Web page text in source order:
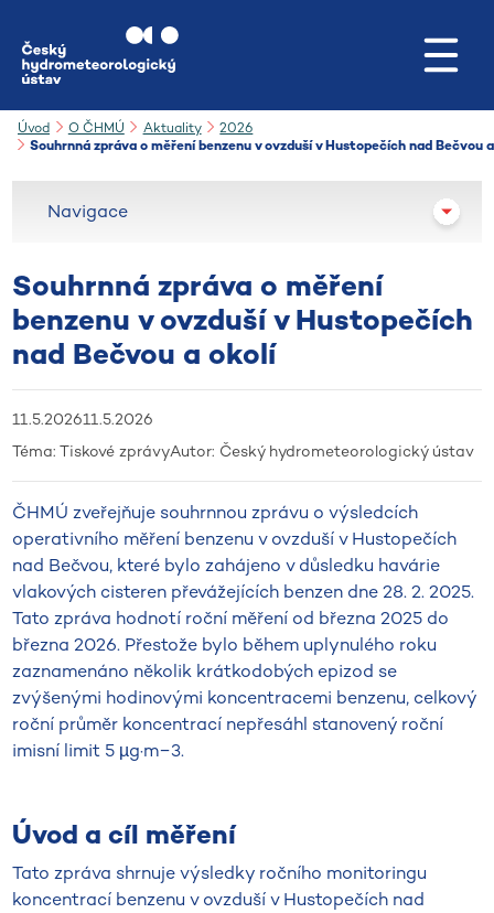
Úvod O ČHMÚ Aktuality
2026
Souhrnná zpráva o měření benzenu v ovzduší v Hustopečích nad Bečvou
Souhrnná zpráva o měření
benzenu v ovzduší v Hustopečích
nad Bečvou a okolí
11.5.202611.5.2026
Téma: Tiskové zprávyAutor: Český hydrometeorologický ústav
ČHMÚ zveřejňuje souhrnnou zprávu o výsledcích
operativního měření benzenu v ovzduší v Hustopečích
nad Bečvou, které bylo zahájeno v důsledku havárie
vlakových cisteren převážejících benzen dne 28. 2. 2025.
Tato zpráva hodnotí roční měření od března 2025 do
března 2026. Přestože bylo během uplynulého roku
zaznamenáno několik krátkodobých epizod se
zvýšenými hodinovými koncentracemi benzenu, celkový
roční průměr koncentrací nepřesáhl stanovený roční
imisní limit 5 µg·m−3.
Úvod a cíl měření
Tato zpráva shrnuje výsledky ročního monitoringu
koncentrací benzenu v ovzduší v Hustopečích nad
Navigace